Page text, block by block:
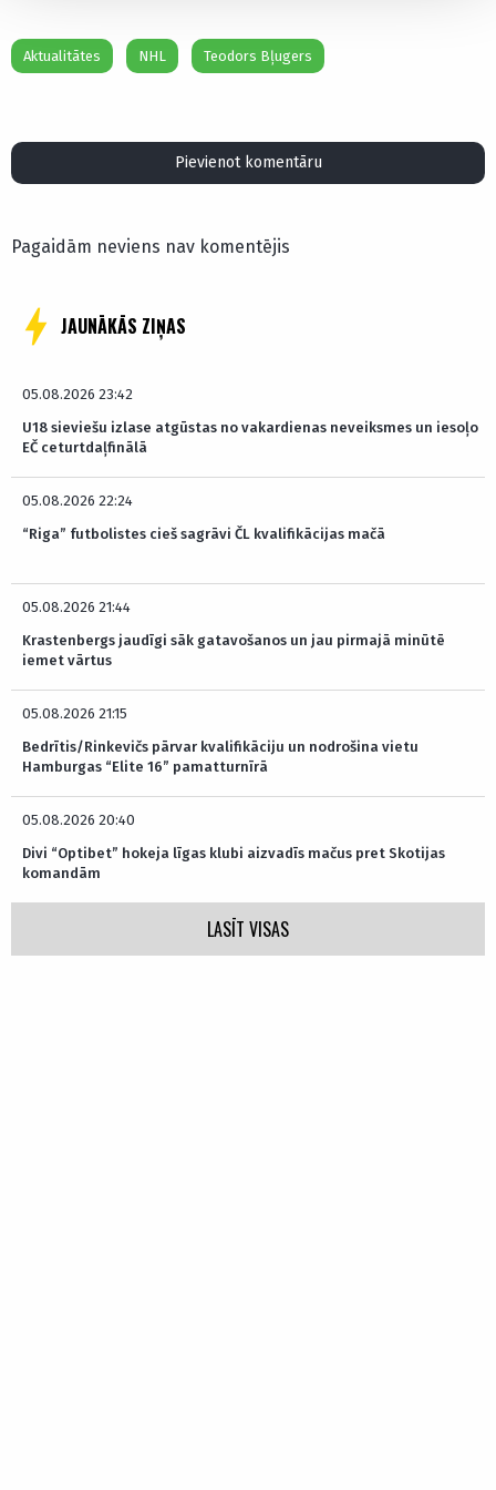
Aktualitātes NHL Teodors Bļugers
Pievienot komentāru
Pagaidām neviens nav komentējis
JAUNĀKĀS ZIŅAS
05.08.2026 23:42
U18 sieviešu izlase atgūstas no vakardienas neveiksmes un iesoļo
EČ ceturtdaļfinālā
05.08.2026 22:24
“Riga” futbolistes cieš sagrāvi ČL kvalifikācijas mačā
05.08.2026 21:44
Krastenbergs jaudīgi sāk gatavošanos un jau pirmajā minūtē
iemet vārtus
05.08.2026 21:15
Bedrītis/Rinkevičs pārvar kvalifikāciju un nodrošina vietu
Hamburgas “Elite 16” pamatturnīrā
05.08.2026 20:40
Divi “Optibet” hokeja līgas klubi aizvadīs mačus pret Skotijas
komandām
LASĪT VISAS